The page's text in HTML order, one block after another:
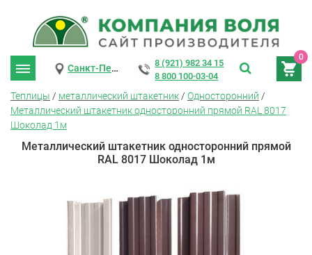
0
Санкт-Петербург
8 (921) 982 34 15
8 800 100-03-04
Теплицы / металлический штакетник / Односторонний /
Металлический штакетник односторонний прямой RAL 8017
Шоколад 1м
Металлический штакетник односторонний прямой
RAL 8017 Шоколад 1м